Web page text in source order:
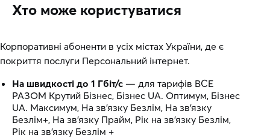
Хто може користуватися
Корпоративні абоненти в усіх містах України, де є
покриття послуги Персональний інтернет.
На швидкості до 1 Гбіт/с — для тарифів ВСЕ
РАЗОМ Крутий Бізнес, Бізнес UA. Оптимум, Бізнес
UA. Максимум, На зв’язку Безлім, На зв’язку
Безлім+, На зв’язку Прайм, Рік на зв’язку Безлім,
Рік на зв’язку Безлім +